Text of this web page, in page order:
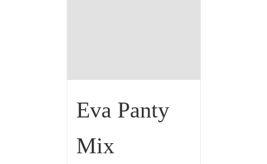
Eva Panty
Mix